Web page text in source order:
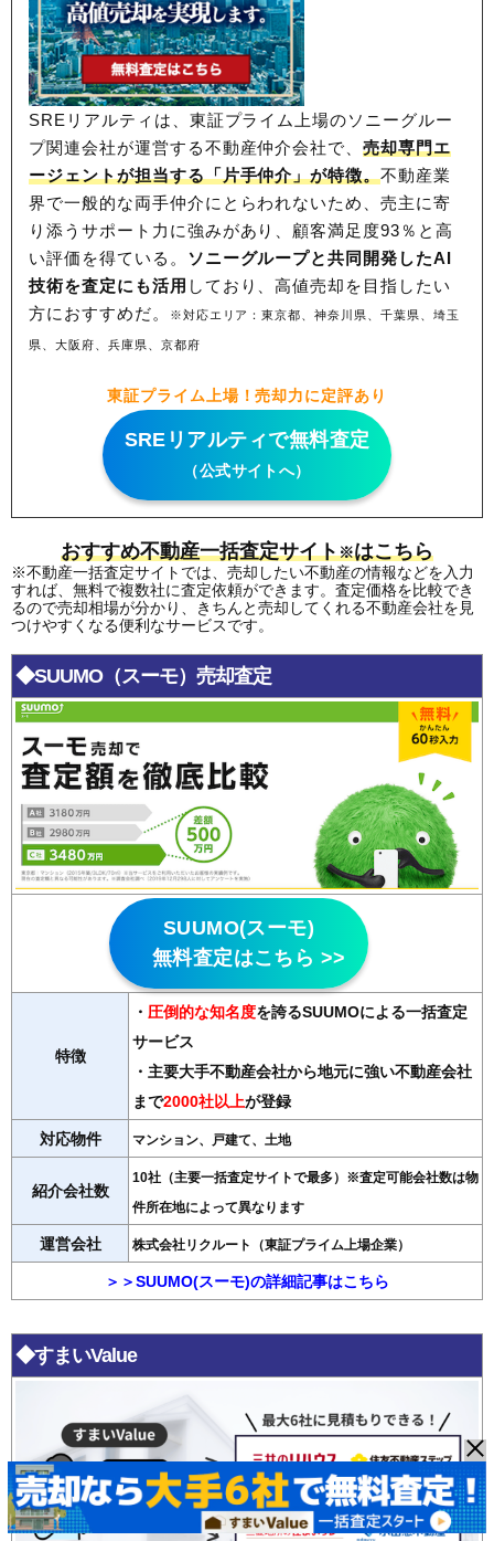
SREリアルティは、東証プライム上場のソニーグルー
プ関連会社が運営する不動産仲介会社で、売却専門エ
ージェントが担当する「片手仲介」が特徴。不動産業
界で一般的な両手仲介にとらわれないため、売主に寄
り添うサポート力に強みがあり、顧客満足度93％と高
い評価を得ている。 ソニーグループと共同開発したAI
技術を査定にも活用 しており、高値売却を目指したい
方におすすめだ。
※対応エリア：東京都、神奈川県、千葉県、埼玉
県、大阪府、兵庫県、京都府
東証プライム上場！売却力に定評あり
SREリアルティで無料査定
（公式サイトへ）
おすすめ不動産一括査定サイト※はこちら
※不動産一括査定サイトでは、売却したい不動産の情報などを入力
すれば、無料で複数社に査定依頼ができます。査定価格を比較でき
るので売却相場が分かり、きちんと売却してくれる不動産会社を見
つけやすくなる便利なサービスです。
◆SUUMO（スーモ）売却査定
SUUMO(スーモ)
無料査定はこちら >>
特徴
・ 圧倒的な知名度を誇るSUUMOによる一括査定
サービス
・主要大手不動産会社から地元に強い不動産会社
まで2000社以上が登録
対応物件 マンション、戸建て、土地
紹介会社数
10社（主要一括査定サイトで最多）※査定可能会社数は物
件所在地によって異なります
運営会社 株式会社リクルート（東証プライム上場企業）
＞＞SUUMO(スーモ)の詳細記事はこちら
◆すまいValue